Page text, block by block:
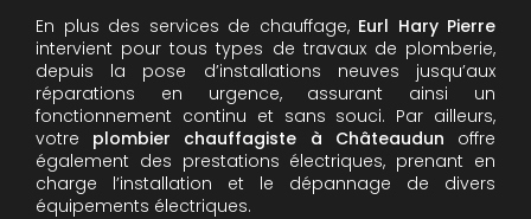
En plus des services de chauffage,Eurl Hary Pierre
intervient pour tous types de travaux de plomberie,
depuis la pose d’installations neuves jusqu’aux
réparations en urgence, assurant ainsi un
fonctionnement continu et sans souci. Par ailleurs,
votre plombier chauffagiste à Châteaudun offre
également des prestations électriques, prenant en
charge l’installation et le dépannage de divers
équipements électriques.